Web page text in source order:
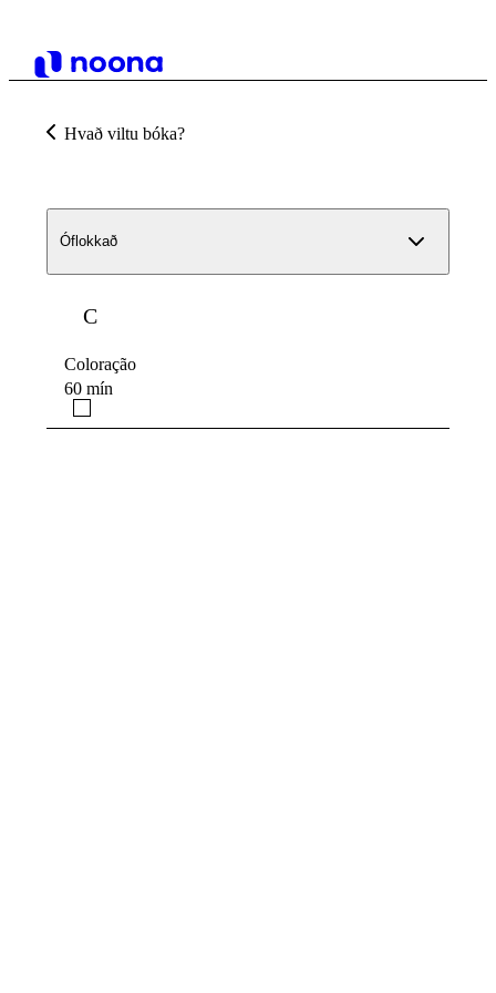
Hvað viltu bóka?
Óflokkað
C
Coloração
60 mín